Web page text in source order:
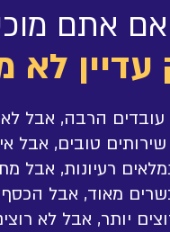
אם אתם
הרבה, אבל לא
טובים, אבל
רעיונות, אבל
מאוד, אבל
יותר, אבל לא